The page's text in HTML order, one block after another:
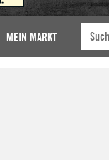
MEIN MARKT